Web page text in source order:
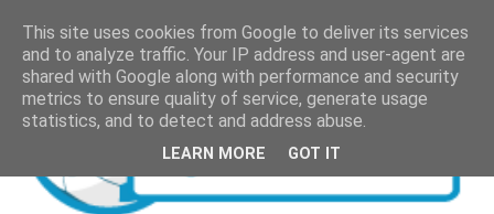
This site uses cookies from Google to deliver its services
and to analyze traffic. Your IP address and user-agent are
shared with Google along with performance and security
metrics to ensure quality of service, generate usage
statistics, and to detect and address abuse.
LEARN MORE GOT IT